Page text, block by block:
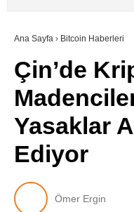
SÖZLÜK
Ana Sayfa › Bitcoin Haberleri
Çin’de
Yasaklar
Ediyor
Ömer Ergin